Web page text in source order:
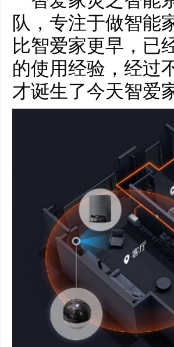
队，专注于做智能
比智爱家更早，已
的使用经验，经过
才诞生了今天智爱